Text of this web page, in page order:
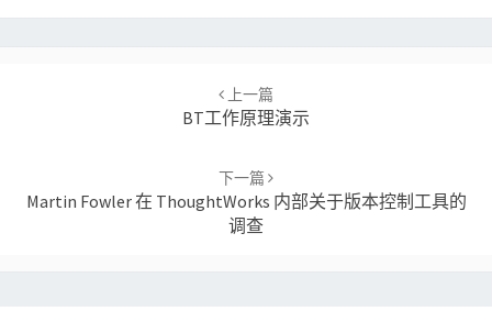
上一篇
BT工作原理演示
下一篇
Martin Fowler 在 ThoughtWorks 内部关于版本控制工具的
调查